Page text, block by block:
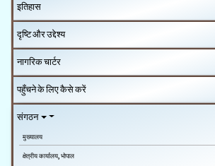
इतिहास
दृष्टि और उद्देश्य
नागरिक चार्टर
पहुँचने के लिए कैसे करें
संगठन
मुख्यालय
क्षेत्रीय कार्यालय, भोपाल